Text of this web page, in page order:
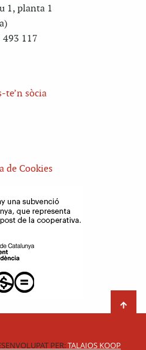
1, planta 1
493 117
te’n sòcia
de Cookies
PER:TALAIOS KOOP